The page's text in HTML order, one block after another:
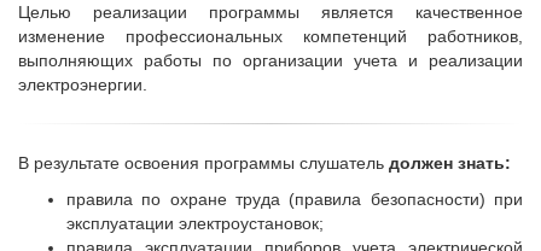
Целью реализации программы является качественное
изменение профессиональных компетенций работников,
выполняющих работы по организации учета и реализации
электроэнергии.
В результате освоения программы слушатель должен знать:
правила по охране труда (правила безопасности) при
эксплуатации электроустановок;
правила эксплуатации приборов учета электрической